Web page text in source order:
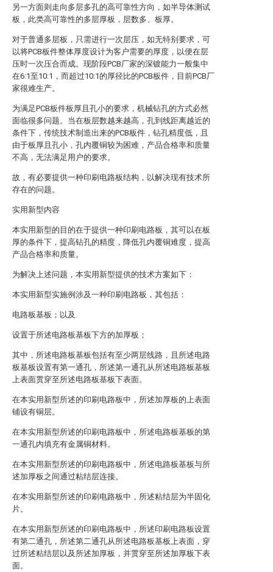
另一方面则走向多层多孔的高可靠性方向，如半导体测试
板，此类高可靠性的多层厚板，层数多、板厚。
对于普通多层板，只需进行一次层压，如无特别要求，可
以将PCB板件整体厚度设计为客户需要的厚度，以便在层
压时一次压合而成。现阶段PCB厂家的深镀能力一般集中
在6:1至10:1，而超过10:1的厚径比的PCB板件，目前PCB厂
家很难生产。
为满足PCB板件板厚且孔小的要求，机械钻孔的方式必然
面临很多问题。当在板层数越来越高，孔到线距离越近的
条件下，传统技术制造出来的PCB板件，钻孔精度低，且
由于板厚且孔小，孔内覆铜较为困难，产品合格率和质量
不高，无法满足用户的要求。
故，有必要提供一种印刷电路板结构，以解决现有技术所
存在的问题。
实用新型内容
本实用新型的目的在于提供一种印刷电路板，其可以在板
厚的条件下，提高钻孔的精度，降低孔内覆铜难度，提高
产品合格率和质量。
为解决上述问题，本实用新型提供的技术方案如下：
本实用新型实施例涉及一种印刷电路板，其包括：
电路板基板；以及
设置于所述电路板基板下方的加厚板；
其中，所述电路板基板包括有至少两层线路，且所述电路
板基板设置有第一通孔，所述第一通孔从所述电路板基板
上表面贯穿至所述电路板基板下表面。
在本实用新型所述的印刷电路板中，所述加厚板的上表面
铺设有铜层。
在本实用新型所述的印刷电路板中，所述电路板基板的第
一通孔内填充有金属铜材料。
在本实用新型所述的印刷电路板中，所述电路板基板与所
述加厚板之间通过粘结层连接。
在本实用新型所述的印刷电路板中，所述粘结层为半固化
片。
在本实用新型所述的印刷电路板中，所述印刷电路板设置
有第二通孔，所述第二通孔从所述电路板基板上表面，穿
过所述粘结层以及所述加厚板，并贯穿至所述加厚板下表
面。